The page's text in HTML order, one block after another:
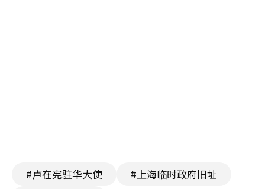
#卢在宪驻华大使
#上海临时政府旧址